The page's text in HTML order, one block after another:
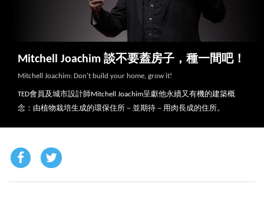
Mitchell Joachim 談不要蓋房子，種一間吧！
Mitchell Joachim: Don't build your home, grow it!
TED會員及城市設計師Mitchell Joachim呈獻他永續又有機的建築概
念：由植物栽培生成的環保住所－並期待－用肉長成的住所。